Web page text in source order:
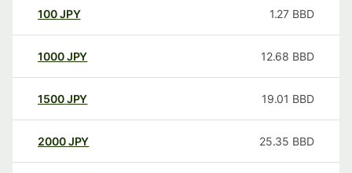
100JPY 1.27 BBD
1000JPY 12.68 BBD
1500JPY 19.01 BBD
2000JPY 25.35 BBD